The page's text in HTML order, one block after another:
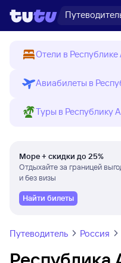
Отели в Республике
Авиабилеты в
Туры в Республику
Море + скидки до 25%
Отдыхайте за границей
и без визы
Найти билеты
Путеводитель Россия